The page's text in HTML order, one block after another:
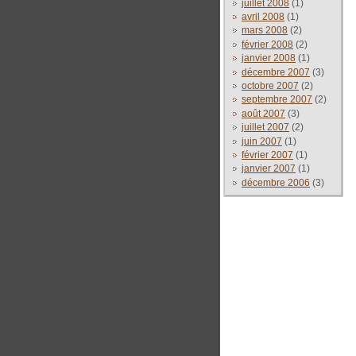
juillet 2008 (1)
avril 2008 (1)
mars 2008 (2)
février 2008 (2)
janvier 2008 (1)
décembre 2007 (3)
octobre 2007 (2)
septembre 2007 (2)
août 2007 (3)
juillet 2007 (2)
juin 2007 (1)
février 2007 (1)
janvier 2007 (1)
décembre 2006 (3)